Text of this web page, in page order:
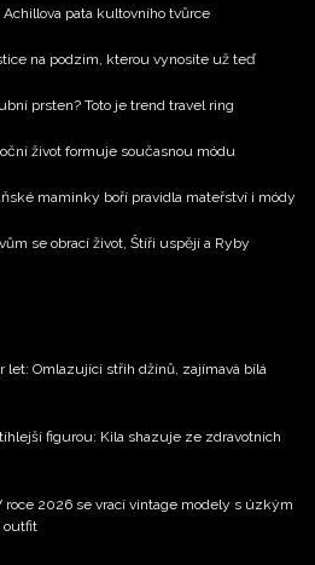
pata kultovního tvůrce
na podzim, kterou vynosíte už teď
prsten? Toto je trend travel ring
život formuje současnou módu
maminky boří pravidla mateřství i módy
se obrací život, Štíři uspějí a Ryby
let: Omlazující střih džínů, zajímavá bílá
figurou: Kila shazuje ze zdravotních
2026 se vrací vintage modely s úzkým
outfit